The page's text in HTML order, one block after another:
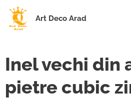
Art Deco Arad
Inel vechi din
pietre cubic